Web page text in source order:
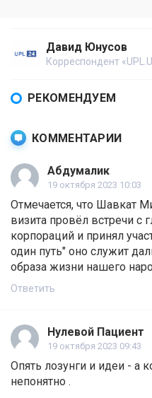
Давид Юнусов
Корреспондент
РЕКОМЕНДУЕМ
КОММЕНТАРИИ
Абдумалик
19 октября 2023 10:03
Отмечается, что Шавкат
визита провёл встречи с
корпораций и принял
один путь" оно служит
образа жизни нашего
Ответить
Нулевой Пациент
19 октября 2023 09:43
Опять лозунги и идеи - а
непонятно .